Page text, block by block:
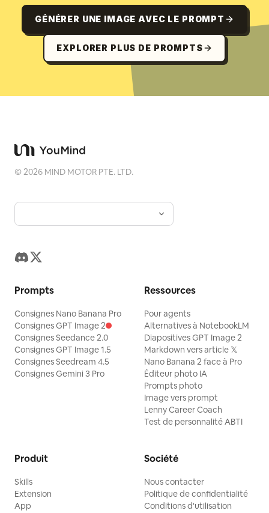
GÉNÉRER UNE IMAGE AVEC LE PROMPT
EXPLORER PLUS DE PROMPTS
©2026 MIND MOTOR PTE. LTD.
Prompts
Consignes Nano Banana Pro
Consignes GPT Image 2
Consignes Seedance 2.0
Consignes GPT Image 1.5
Consignes Seedream 4.5
Consignes Gemini 3 Pro
Ressources
Pour agents
Alternatives à NotebookLM
Diapositives GPT Image 2
Markdown vers article 𝕏
Nano Banana 2 face à Pro
Éditeur photo IA
Prompts photo
Image vers prompt
Lenny Career Coach
Test de personnalité ABTI
Produit
Skills
Extension
App
Société
Nous contacter
Politique de confidentialité
Conditions d'utilisation